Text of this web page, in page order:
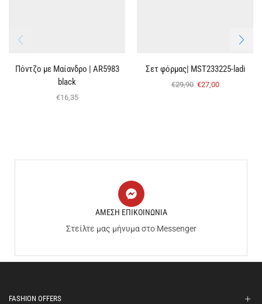
Πόντζο με Μαίανδρο | AR5983
black
€16,35
Σετ φόρμας| MST233225-ladi
€29,90 €27,00
ΑΜΕΣΗ ΕΠΙΚΟΙΝΩΝΙΑ
Στείλτε μας μήνυμα στο Messenger
FASHION OFFERS